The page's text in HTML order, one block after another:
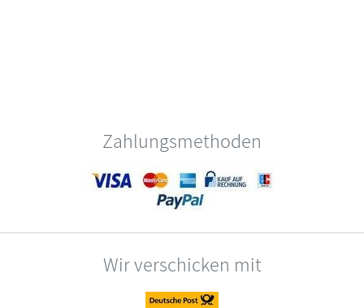
Zahlungsmethoden
Wir verschicken mit